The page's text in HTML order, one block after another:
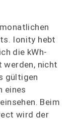
Ionity hebt
die kWh-
werden, nicht
gültigen
eines
Beim
wird der